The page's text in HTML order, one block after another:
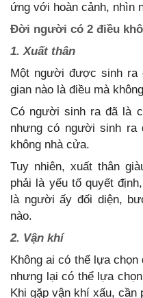
ứng với hoàn cảnh, nhìn
Đời người có 2 điều
1. Xuất thân
Một người được sinh ra
gian nào là điều mà
Có người sinh ra đã là
nhưng có người sinh
không nhà cửa.
Tuy nhiên, xuất thân
phải là yếu tố quyết
là người ấy đối diện,
nào.
2. Vận khí
Không ai có thể lựa
nhưng lại có thể lựa
Khi gặp vận khí xấu, cần